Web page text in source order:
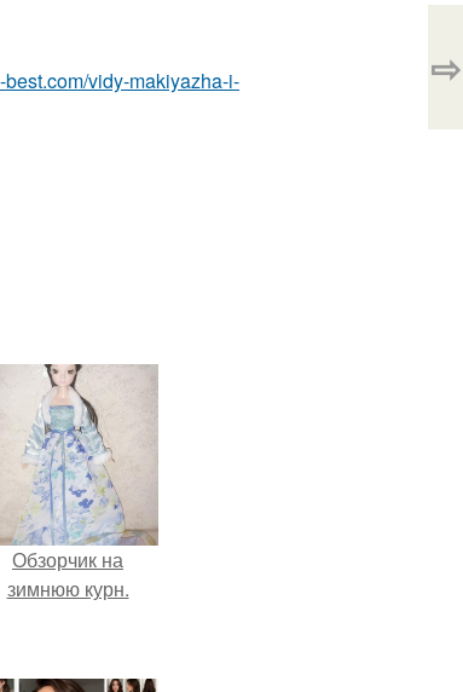
vidy-makiyazha-i-
⇨
Обзорчик на
зимнюю курн.